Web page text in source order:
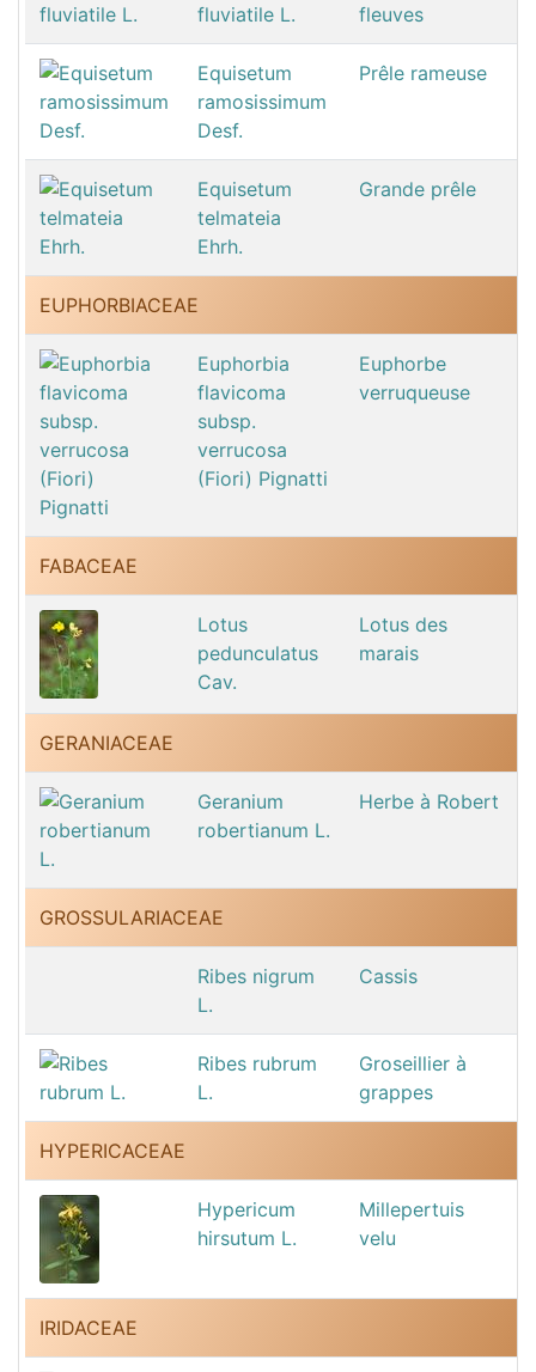
fluviatile L.
fleuves
Equisetum
ramosissimum
Desf.
Prêle rameuse
Equisetum
telmateia
Ehrh.
Grande prêle
EUPHORBIACEAE
Euphorbia
flavicoma
subsp.
verrucosa
(Fiori) Pignatti
Euphorbe
verruqueuse
FABACEAE
Lotus
pedunculatus
Cav.
Lotus des
marais
GERANIACEAE
Geranium
robertianum L.
Herbe à Robert
GROSSULARIACEAE
Ribes nigrum
L.
Cassis
Ribes rubrum
L.
Groseillier à
grappes
HYPERICACEAE
Hypericum
hirsutum L.
Millepertuis
velu
IRIDACEAE